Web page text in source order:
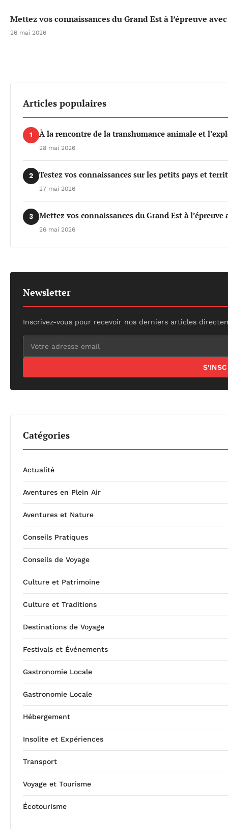
Mettez vos connaissances du Grand Est à l’épreuve
26 mai 2026
Articles populaires
1 À la rencontre de la transhumance animale et
28 mai 2026
2 Testez vos connaissances sur les petits pays et
27 mai 2026
3 Mettez vos connaissances du Grand Est à
26 mai 2026
Newsletter
Inscrivez-vous pour recevoir nos derniers articles
Catégories
Actualité
Aventures en Plein Air
Aventures et Nature
Conseils Pratiques
Conseils de Voyage
Culture et Patrimoine
Culture et Traditions
Destinations de Voyage
Festivals et Événements
Gastronomie Locale
Gastronomie Locale
Hébergement
Insolite et Expériences
Transport
Voyage et Tourisme
Écotourisme